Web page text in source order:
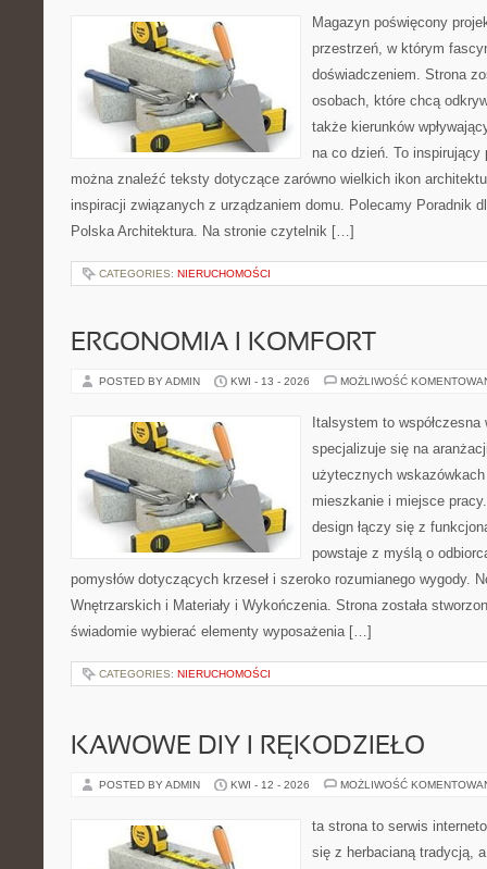
Magazyn poświęcony
przestrzeń, w którym
doświadczeniem. Strona
osobach, które chcą
także kierunków
na co dzień. To
można znaleźć teksty dotyczące zarówno wielkich ikon
inspiracji związanych z urządzaniem domu. Polecamy Poradnik
Polska Architektura. Na stronie czytelnik […]
CATEGORIES: NIERUCHOMOŚCI
ERGONOMIA I KOMFORT
POSTED BY ADMIN KWI - 13 - 2026 MOŻLIWOŚĆ
Italsystem to
specjalizuje się na
użytecznych
mieszkanie i miejsce
design łączy się z
powstaje z myślą o
pomysłów dotyczących krzeseł i szeroko rozumianego wygody.
Wnętrzarskich i Materiały i Wykończenia. Strona została
świadomie wybierać elementy wyposażenia […]
CATEGORIES: NIERUCHOMOŚCI
KAWOWE DIY I RĘKODZIEŁO
POSTED BY ADMIN KWI - 12 - 2026 MOŻLIWOŚĆ
ta strona to serwis
się z herbacianą tradycją, a